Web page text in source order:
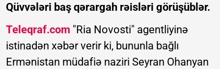
Qüvvələri baş qərargah rəisləri görüşüblər.
Teleqraf.com "Ria Novosti" agentliyinə
istinadən xəbər verir ki, bununla bağlı
Ermənistan müdafiə naziri Seyran Ohanyan